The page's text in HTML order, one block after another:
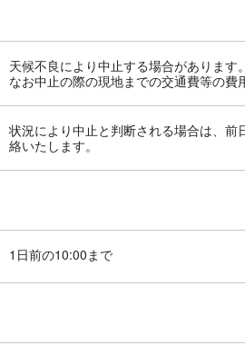
天候不良により中止する場合があります。
なお中止の際の現地までの交通費等の費
状況により中止と判断される場合は、
絡いたします。
1日前の10:00まで